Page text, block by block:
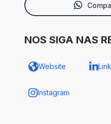
NOS SIGA NAS
Website
Instagram